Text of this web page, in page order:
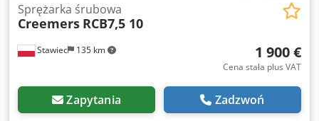
Stawiec 135 km
Sprężarka śrubowa
Creemers RCB7,5 10
1 900 €
Cena stała plus VAT
Zapytania Zadzwoń